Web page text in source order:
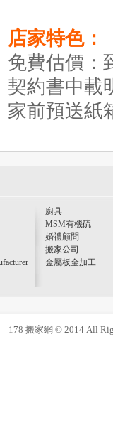
店家特色：
免費估價：
契約書中載
家前預送紙
廚具
MSM有機硫
婚禮顧問
搬家公司
金屬板金加工
178 搬家網 © 2014 All